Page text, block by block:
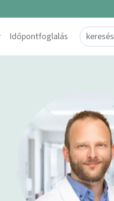
Időpontfoglalás Search for: